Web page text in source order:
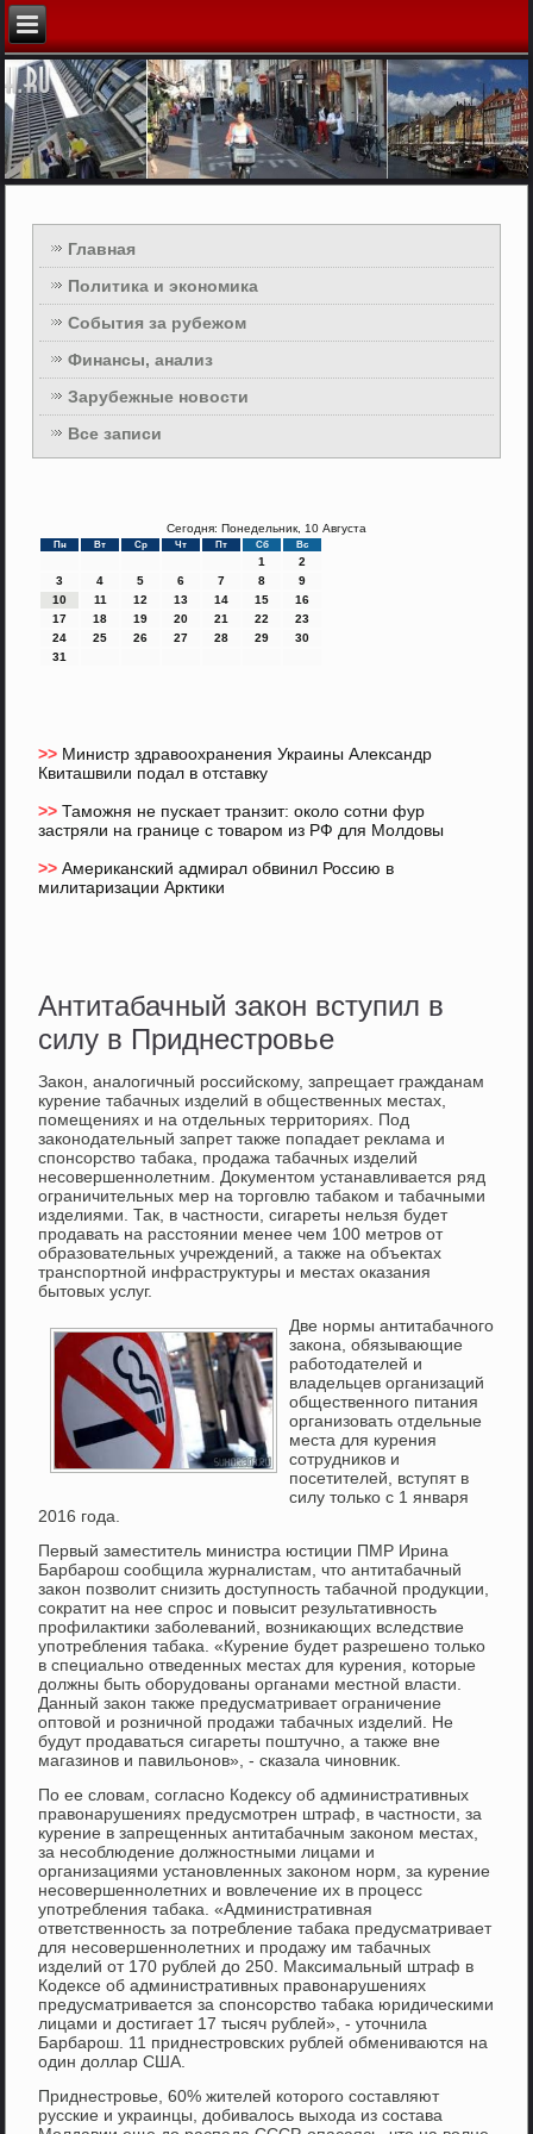
Главная
Политика и экономика
События за рубежом
Финансы, анализ
Зарубежные новости
Все записи
Сегодня: Понедельник, 10 Августа
Пн Вт Ср Чт Пт Сб Вс
1
2
3
4 5 6 7 8
9
10
11 12 13 14 15
16
17
18 19 20 21 22
23
24
25 26 27 28 29
30
31
>> Министр здравоохранения Украины Александр
Квиташвили подал в отставку
>>Таможня не пускает транзит: около сотни фур
застряли на границе с товаром из РФ для Молдовы
>>Американский адмирал обвинил Россию в
милитаризации Арктики
Антитабачный закон вступил в
силу в Приднестровье
Закон, аналогичный российскому, запрещает гражданам
курение табачных изделий в общественных местах,
помещениях и на отдельных территориях. Под
законодательный запрет также попадает реклама и
спонсорство табака, продажа табачных изделий
несовершеннолетним. Документом устанавливается ряд
ограничительных мер на торговлю табаком и табачными
изделиями. Так, в частности, сигареты нельзя будет
продавать на расстоянии менее чем 100 метров от
образовательных учреждений, а также на объектах
транспортной инфраструктуры и местах оказания
бытовых услуг.
Две нормы антитабачного
закона, обязывающие
работодателей и
владельцев организаций
общественного питания
организовать отдельные
места для курения
сотрудников и
посетителей, вступят в
силу только с 1 января
2016 года.
Первый заместитель министра юстиции ПМР Ирина
Барбарош сообщила журналистам, что антитабачный
закон позволит снизить доступность табачной продукции,
сократит на нее спрос и повысит результативность
профилактики заболеваний, возникающих вследствие
употребления табака. «Курение будет разрешено только
в специально отведенных местах для курения, которые
должны быть оборудованы органами местной власти.
Данный закон также предусматривает ограничение
оптовой и розничной продажи табачных изделий. Не
будут продаваться сигареты поштучно, а также вне
магазинов и павильонов», - сказала чиновник.
По ее словам, согласно Кодексу об административных
правонарушениях предусмотрен штраф, в частности, за
курение в запрещенных антитабачным законом местах,
за несоблюдение должностными лицами и
организациями установленных законом норм, за курение
несовершеннолетних и вовлечение их в процесс
употребления табака. «Административная
ответственность за потребление табака предусматривает
для несовершеннолетних и продажу им табачных
изделий от 170 рублей до 250. Максимальный штраф в
Кодексе об административных правонарушениях
предусматривается за спонсорство табака юридическими
лицами и достигает 17 тысяч рублей», - уточнила
Барбарош. 11 приднестровских рублей обмениваются на
один доллар США.
Приднестровье, 60% жителей которого составляют
русские и украинцы, добивалось выхода из состава